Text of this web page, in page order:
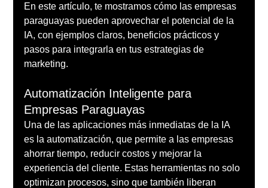
En este artículo, te mostramos cómo las empresas
paraguayas pueden aprovechar el potencial de la
IA, con ejemplos claros, beneficios prácticos y
pasos para integrarla en tus estrategias de
marketing.
Automatización Inteligente para
Empresas Paraguayas
Una de las aplicaciones más inmediatas de la IA
es la automatización, que permite a las empresas
ahorrar tiempo, reducir costos y mejorar la
experiencia del cliente. Estas herramientas no solo
optimizan procesos, sino que también liberan